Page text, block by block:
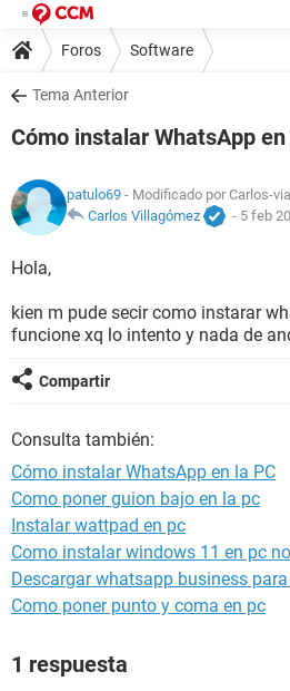
Foros Software
Tema Anterior
Cómo instalar WhatsApp en
patulo69 - Modificado por Carlos-
Carlos Villagómez
- 5 feb
Hola,
kien m pude secir como instarar
funcione xq lo intento y nada de
Compartir
Consulta también:
Cómo instalar WhatsApp en la PC
Como poner guion bajo en la pc
Instalar wattpad en pc
Como instalar windows 11 en pc
Descargar whatsapp business
Como poner punto y coma en pc
1 respuesta